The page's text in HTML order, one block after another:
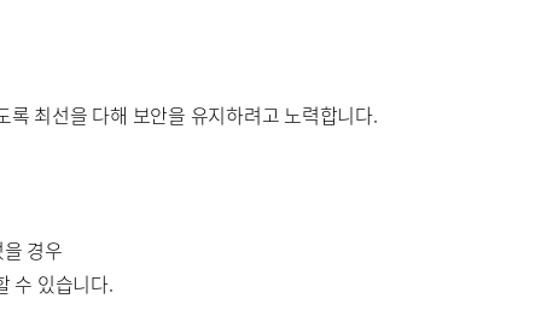
최선을 다해 보안을 유지하려고 노력합니다.
경우
수 있습니다.